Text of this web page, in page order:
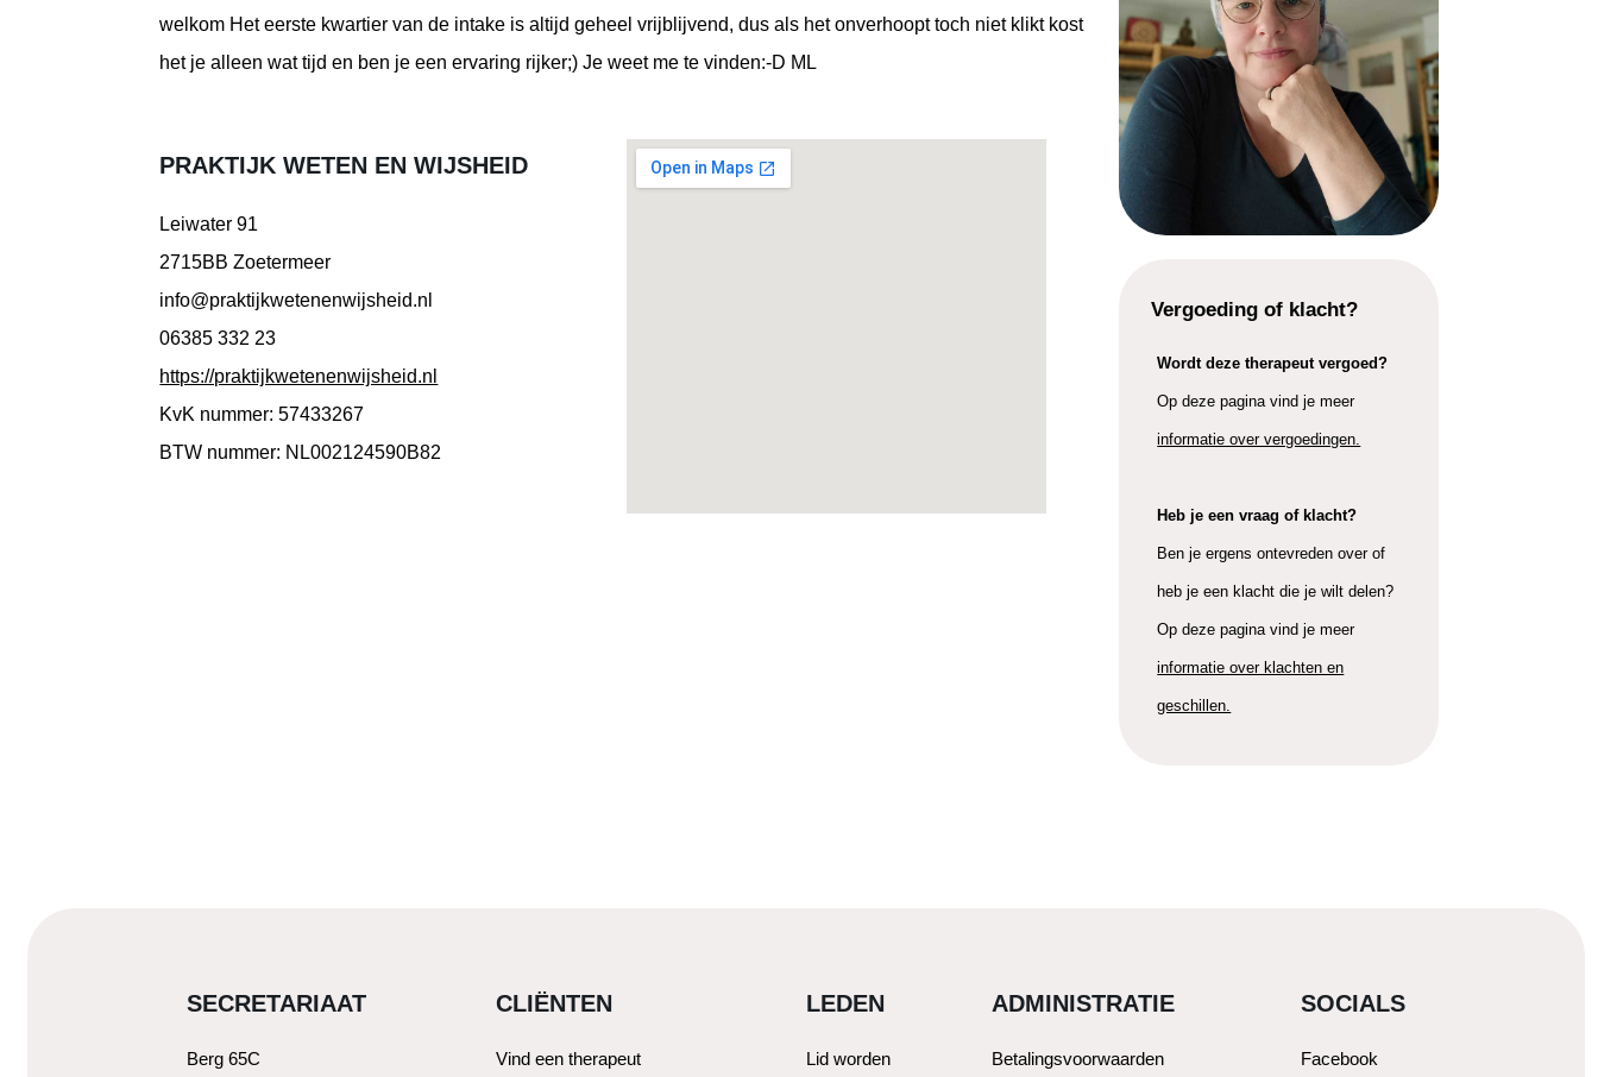
welkom Het eerste kwartier van de intake is altijd geheel vrijblijvend, dus als het onverhoopt toch niet klikt kost
het je alleen wat tijd en ben je een ervaring rijker;) Je weet me te vinden:-D ML
PRAKTIJK WETEN EN WIJSHEID
Leiwater 91
2715BB Zoetermeer
info@praktijkwetenenwijsheid.nl
06385 332 23
https://praktijkwetenenwijsheid.nl
KvK nummer: 57433267
BTW nummer: NL002124590B82
Vergoeding of klacht?
Wordt deze therapeut vergoed?
Op deze pagina vind je meer
informatie over vergoedingen.
Heb je een vraag of klacht?
Ben je ergens ontevreden over of
heb je een klacht die je wilt delen?
Op deze pagina vind je meer
informatie over klachten en
geschillen.
SECRETARIAAT
Berg 65C
CLIËNTEN
Vind een therapeut
LEDEN
Lid worden
ADMINISTRATIE
Betalingsvoorwaarden
SOCIALS
Facebook